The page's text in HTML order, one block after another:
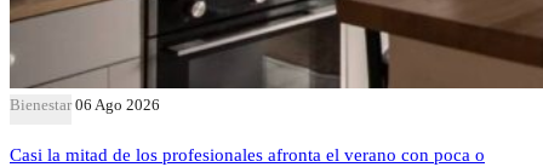
Bienestar 06 Ago 2026
Casi la mitad de los profesionales afronta el verano con poca o